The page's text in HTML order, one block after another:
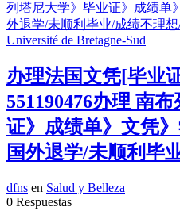
办理法国文凭[毕业
551190476办理 南
证》成绩单》文凭
国外退学/未顺利毕
dfns en Salud y Belleza
0 Respuestas